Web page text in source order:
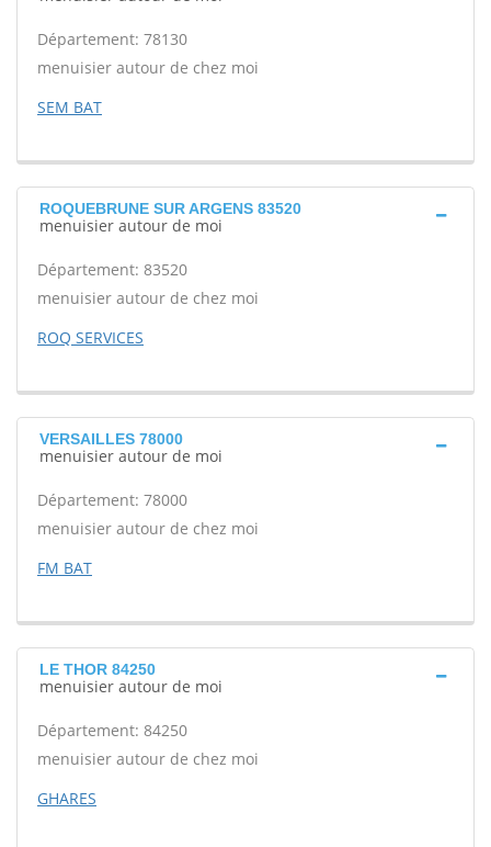
Département: 78130
menuisier autour de chez moi
SEM BAT
ROQUEBRUNE SUR ARGENS 83520
menuisier autour de moi
Département: 83520
menuisier autour de chez moi
ROQ SERVICES
VERSAILLES 78000
menuisier autour de moi
Département: 78000
menuisier autour de chez moi
FM BAT
LE THOR 84250
menuisier autour de moi
Département: 84250
menuisier autour de chez moi
GHARES